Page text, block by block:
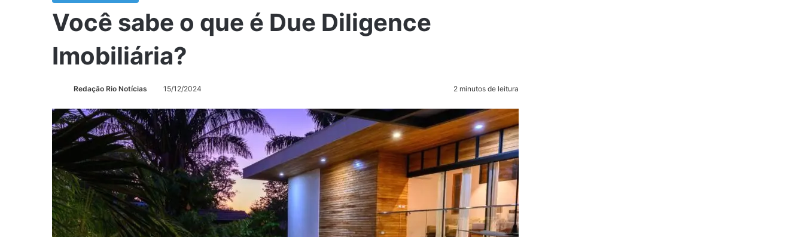
Você sabe o que é Due Diligence
Imobiliária?
Redação Rio Notícias 15/12/2024 2 minutos de leitura